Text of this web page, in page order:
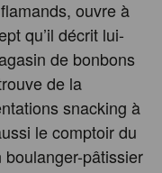
ouvre à
qu’il décrit lui-
de bonbons
de la
snacking à
le comptoir du
pâtissier